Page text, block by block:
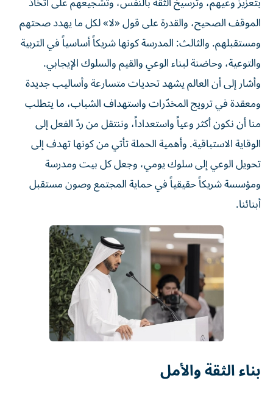
الموقف الصحيح، والقدرة على قول «لا» لكل ما يهدد صحتهم
ومستقبلهم. والثالث: المدرسة كونها شريكاً أساسياً في التربية
والتوعية، وحاضنة لبناء الوعي والقيم والسلوك الإيجابي.
وأشار إلى أن العالم يشهد تحديات متسارعة وأساليب جديدة
ومعقدة في ترويج المخدّرات واستهداف الشباب، ما يتطلب
منا أن نكون أكثر وعياً واستعداداً، وننتقل من ردّ الفعل إلى
الوقاية الاستباقية. وأهمية الحملة تأتي من كونها تهدف إلى
تحويل الوعي إلى سلوك يومي، وجعل كل بيت ومدرسة
ومؤسسة شريكاً حقيقياً في حماية المجتمع وصون مستقبل
أبنائنا.
بناء الثقة والأمل